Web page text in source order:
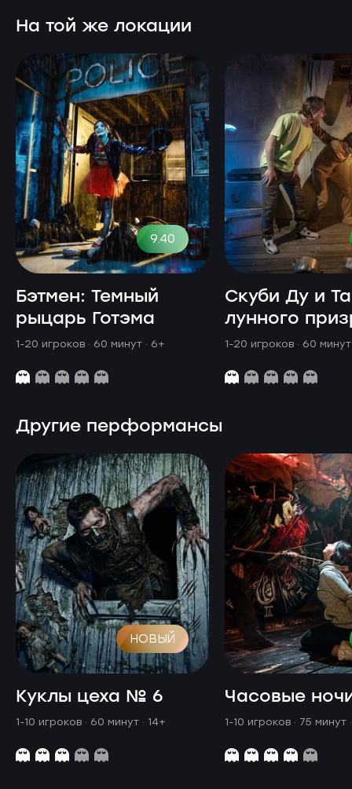
На той же локации
9.40
Бэтмен: Темный
рыцарь Готэма
1-20 игроков · 60 минут · 6+
Скуби Ду и
лунного
1-20 игроков · 60
Другие перформансы
НОВЫЙ
Куклы цеха № 6
1-10 игроков · 60 минут · 14+
Часовые
1-10 игроков · 75 минут